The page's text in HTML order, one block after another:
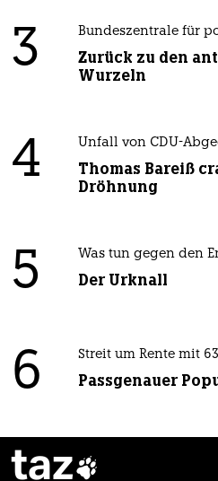
3 Bundeszentrale für
Zurück zu den
Wurzeln
4 Unfall von CDU-
Thomas Bareiß
Dröhnung
5 Was tun gegen den
Der Urknall
6 Streit um Rente mit 63
Passgenauer
taz